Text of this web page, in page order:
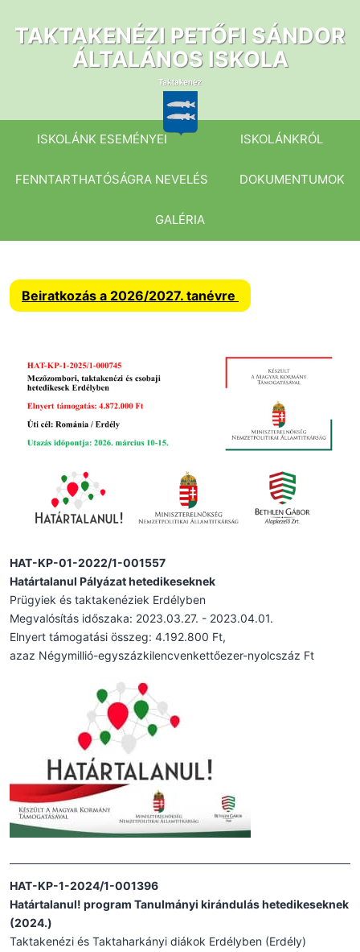
tartalomhoz
TAKTAKENÉZI PETŐFI SÁNDOR
ÁLTALÁNOS ISKOLA
ISKOLÁNK ESEMÉNYEI ISKOLÁNKRÓL
FENNTARTHATÓSÁGRA NEVELÉS DOKUMENTUMOK
GALÉRIA
Beiratkozás a 2026/2027. tanévre
HAT-KP-01-2022/1-001557
Határtalanul Pályázat hetedikeseknek
Prügyiek és taktakenéziek Erdélyben
Megvalósítás időszaka: 2023.03.27. - 2023.04.01.
Elnyert támogatási összeg: 4.192.800 Ft,
azaz Négymillió-egyszázkilencvenkettőezer-nyolcszáz Ft
HAT-KP-1-2024/1-001396
Határtalanul! program Tanulmányi kirándulás hetedikeseknek
(2024.)
Taktakenézi és Taktaharkányi diákok Erdélyben (Erdély)